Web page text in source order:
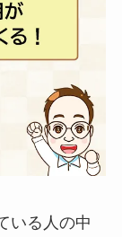
いる人の中